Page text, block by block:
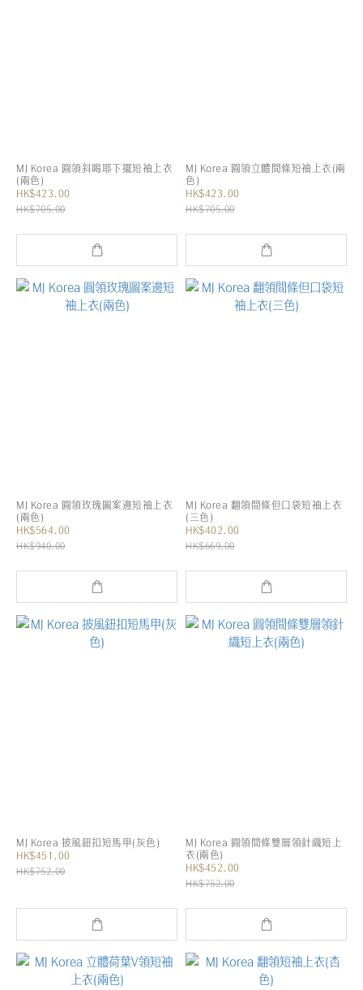
MJ Korea 圓領斜喝耶下擺短袖上衣
(兩色)
HK$423.00
HK$705.00
MJ Korea 圓領立體間條短袖上衣(兩
色)
HK$423.00
HK$705.00
MJ Korea 圓領玫瑰圖案邊短袖上衣
(兩色)
HK$564.00
HK$940.00
MJ Korea 翻領間條但口袋短袖上衣
(三色)
HK$402.00
HK$669.00
MJ Korea 披風鈕扣短馬甲(灰色)
HK$451.00
HK$752.00
MJ Korea 圓領間條雙層領針織短上
衣(兩色)
HK$452.00
HK$752.00